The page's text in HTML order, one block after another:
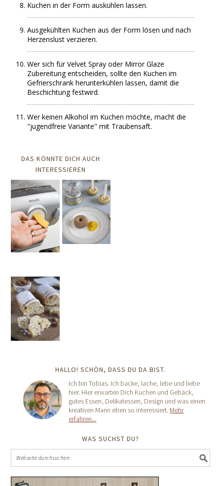
Kuchen in der Form auskühlen lassen.
Ausgekühlten Kuchen aus der Form lösen und nach
Herzenslust verzieren.
Wer sich für Velvet Spray oder Mirror Glaze
Zubereitung entscheiden, sollte den Kuchen im
Gefrierschrank herunterkühlen lassen, damit die
Beschichtung festwird.
Wer keinen Alkohol im Kuchen möchte, macht die
"jugendfreie Variante" mit Traubensaft.
DAS KÖNNTE DICH AUCH
INTERESSIEREN
HALLO! SCHÖN, DASS DU DA BIST.
Ich bin Tobias. Ich backe, lache, lebe und liebe
hier. Hier erwarten Dich Kuchen und Gebäck,
gutes Essen, Delikatessen, Design und was einen
kreativen Mann eben so interessiert. Mehr
erfahren...
WAS SUCHST DU?